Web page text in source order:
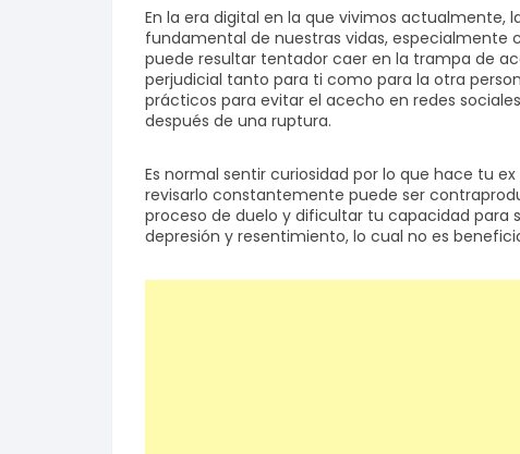
Tecnologia
Estética
Finanzas
Reseñas
En la era digital en la que vivimos actualmente,
fundamental de nuestras vidas, especialmente
puede resultar tentador caer en la trampa de
perjudicial tanto para ti como para la otra
prácticos para evitar el acecho en redes
después de una ruptura.
Es normal sentir curiosidad por lo que hace tu
revisarlo constantemente puede ser
proceso de duelo y dificultar tu capacidad para
depresión y resentimiento, lo cual no es